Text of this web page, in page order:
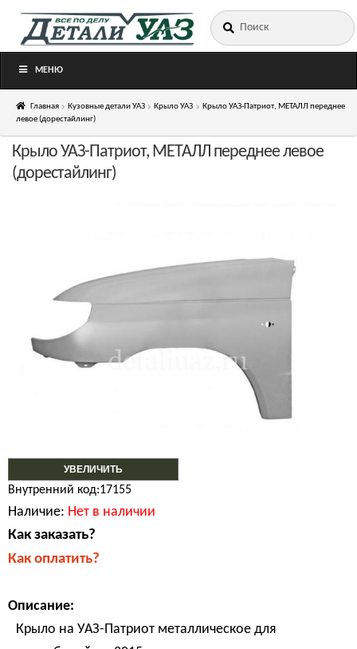
Перейти
Перейти
Искать:
МЕНЮ
Главная Кузовные детали УАЗ Крыло УАЗ
Крыло УАЗ-Патриот, МЕТАЛЛ переднее
левое (дорестайлинг)
УВЕЛИЧИТЬ
Крыло УАЗ-Патриот, МЕТАЛЛ переднее левое
(дорестайлинг)
Внутренний код:17155
Наличие: Нет в наличии
Как заказать?
Как оплатить?
Описание:
Крыло на УАЗ-Патриот металлическое для